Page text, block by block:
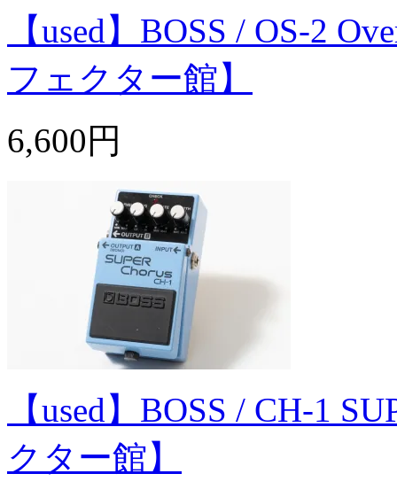
【used】BOSS / OS-2
フェクター館】
6,600円
【used】BOSS / CH-1
クター館】